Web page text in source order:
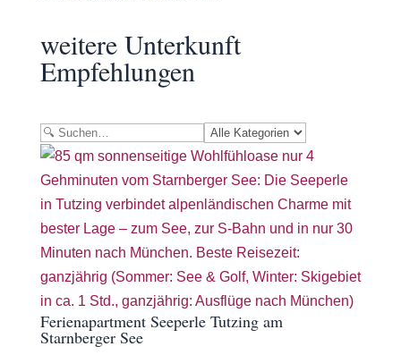
weitere Unterkunft
Empfehlungen
Ferienapartment Seeperle Tutzing am
Starnberger See